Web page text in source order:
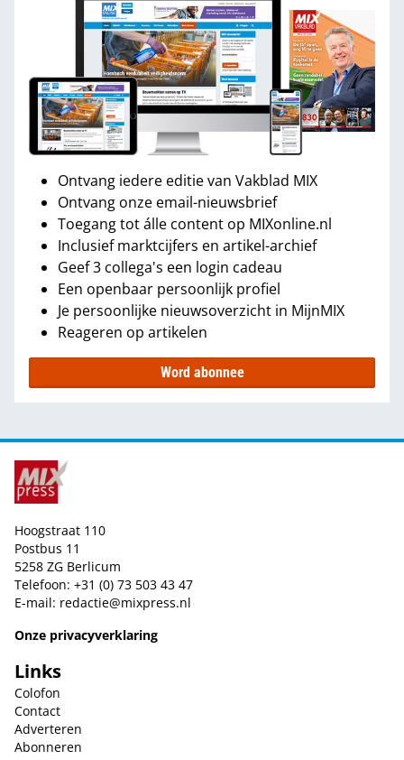
Ontvang iedere editie van Vakblad MIX
Ontvang onze email-nieuwsbrief
Toegang tot álle content op MIXonline.nl
Inclusief marktcijfers en artikel-archief
Geef 3 collega's een login cadeau
Een openbaar persoonlijk profiel
Je persoonlijke nieuwsoverzicht in MijnMIX
Reageren op artikelen
Word abonnee
Hoogstraat 110
Postbus 11
5258 ZG Berlicum
Telefoon: +31 (0) 73 503 43 47
E-mail: redactie@mixpress.nl
Onze privacyverklaring
Links
Colofon
Contact
Adverteren
Abonneren